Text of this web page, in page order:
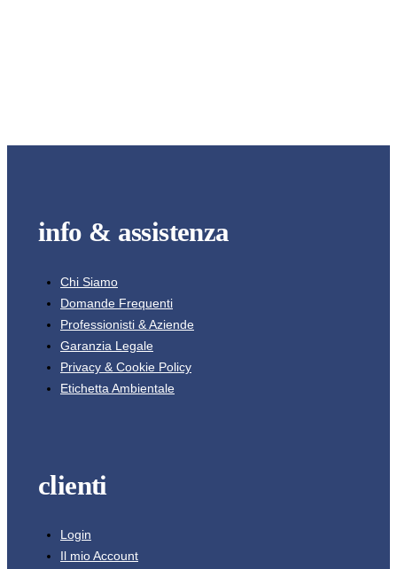
info & assistenza
Chi Siamo
Domande Frequenti
Professionisti & Aziende
Garanzia Legale
Privacy & Cookie Policy
Etichetta Ambientale
clienti
Login
Il mio Account